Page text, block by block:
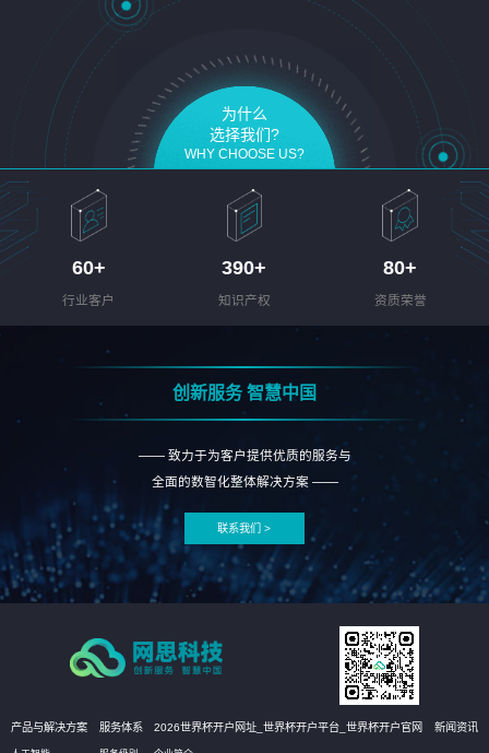
为什么
选择我们?
WHY CHOOSE US?
60+
行业客户
390+
知识产权
80+
资质荣誉
创新服务 智慧中国
—— 致力于为客户提供优质的服务与
全面的数智化整体解决方案 ——
联系我们 >
产品与解决方案 服务体系 2026世界杯开户网址_世界杯开户平台_世界杯开户官网 新闻资讯